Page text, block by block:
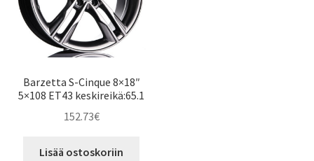
Barzetta S-Cinque 8×18″
5×108 ET43 keskireikä:65.1
152.73€
Lisää ostoskoriin